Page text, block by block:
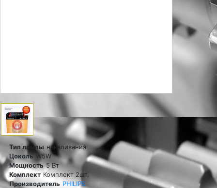
Тип лампы накаливания
Цоколь W5W
Мощность 5 Вт
Комплект Комплект 2шт.
Производитель PHILIPS